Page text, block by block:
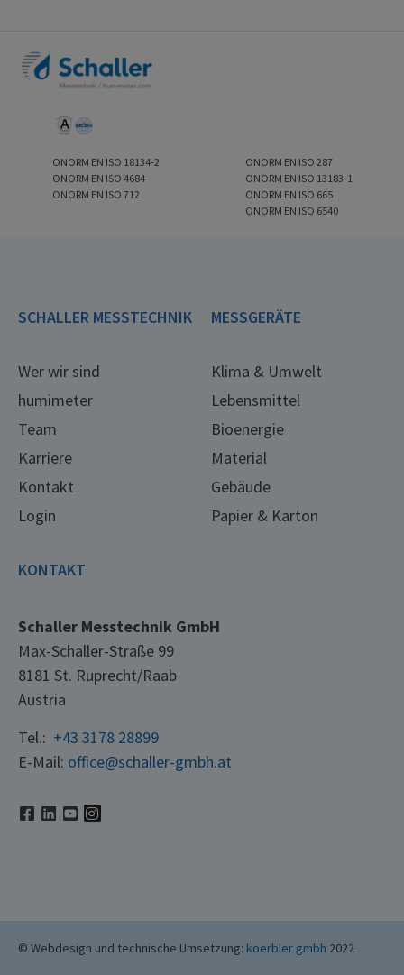
ONORM EN ISO 18134-2
ONORM EN ISO 4684
ONORM EN ISO 712
ONORM EN ISO 287
ONORM EN ISO 13183-1
ONORM EN ISO 665
ONORM EN ISO 6540
SCHALLER MESSTECHNIK
Wer wir sind
humimeter
Team
Karriere
Kontakt
Login
MESSGERÄTE
Klima & Umwelt
Lebensmittel
Bioenergie
Material
Gebäude
Papier & Karton
KONTAKT
Schaller Messtechnik GmbH
Max-Schaller-Straße 99
8181 St. Ruprecht/Raab
Austria
Tel.: +43 3178 28899
E-Mail: office@schaller-gmbh.at
© Webdesign und technische Umsetzung: koerbler gmbh 2022